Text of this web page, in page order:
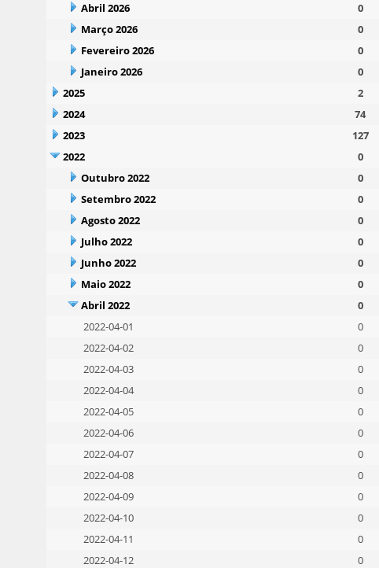
Abril 2026
0
Março 2026
0
Fevereiro 2026
0
Janeiro 2026
0
2025
2
2024
74
2023
127
2022
0
Outubro 2022
0
Setembro 2022
0
Agosto 2022
0
Julho 2022
0
Junho 2022
0
Maio 2022
0
Abril 2022
0
2022-04-01
0
2022-04-02
0
2022-04-03
0
2022-04-04
0
2022-04-05
0
2022-04-06
0
2022-04-07
0
2022-04-08
0
2022-04-09
0
2022-04-10
0
2022-04-11
0
2022-04-12
0